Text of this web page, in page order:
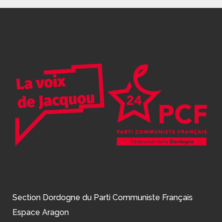
Section Dordogne du Parti Communiste Français
Espace Aragon